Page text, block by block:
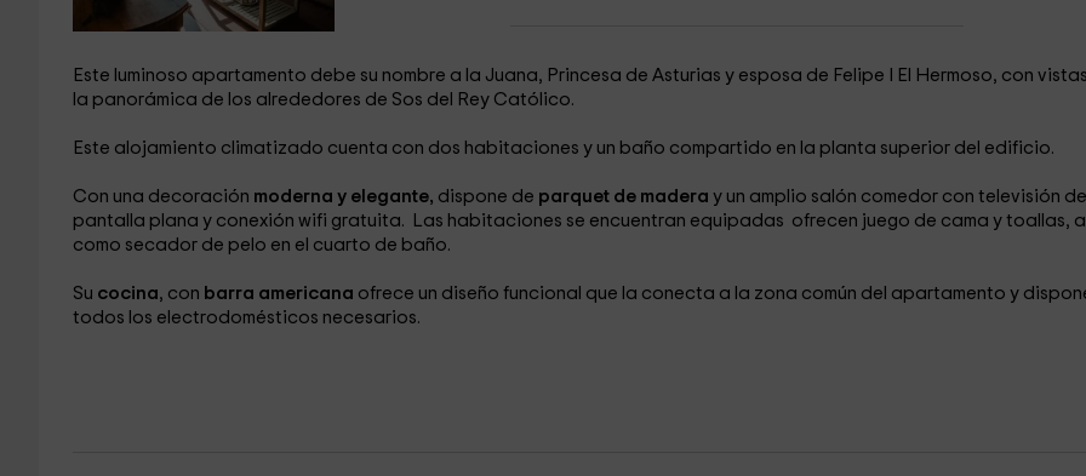
Este luminoso apartamento debe su nombre a la Juana, Princesa de Asturias y esposa de Felipe I El Hermoso, con
la panorámica de los alrededores de Sos del Rey Católico.
Este alojamiento climatizado cuenta con dos habitaciones y un baño compartido en la planta superior del edificio.
Con una decoración moderna y elegante, dispone de parquet de madera y un amplio salón comedor con televisión de
pantalla plana y conexión wifi gratuita. Las habitaciones se encuentran equipadas ofrecen juego de cama y toallas,
como secador de pelo en el cuarto de baño.
Su cocina, con barra americana ofrece un diseño funcional que la conecta a la zona común del apartamento y
todos los electrodomésticos necesarios.